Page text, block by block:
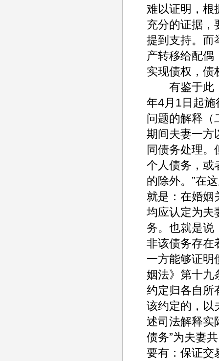
难以证明，根
充分的证据，
提到支持。而
产转移给配偶
实现债权，债
有鉴于此，
年4月1日起
问题的解释（
期间夫妻一方
同债务处理。
个人债务，或
的除外。”在
就是：在婚姻
均应认定为夫
务。也就是说
非该债务存在
一方能够证明
姻法》第十九
约定归各自所
该约定的，以
述司法解释实
债务”为夫妻
要有：保证交